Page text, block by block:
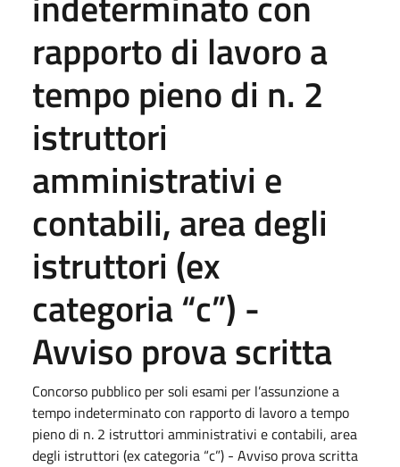
rapporto di lavoro a
tempo pieno di n. 2
istruttori
amministrativi e
contabili, area degli
istruttori (ex
categoria “c”) -
Avviso prova scritta
Concorso pubblico per soli esami per l’assunzione a
tempo indeterminato con rapporto di lavoro a tempo
pieno di n. 2 istruttori amministrativi e contabili, area
degli istruttori (ex categoria “c”) - Avviso prova scritta